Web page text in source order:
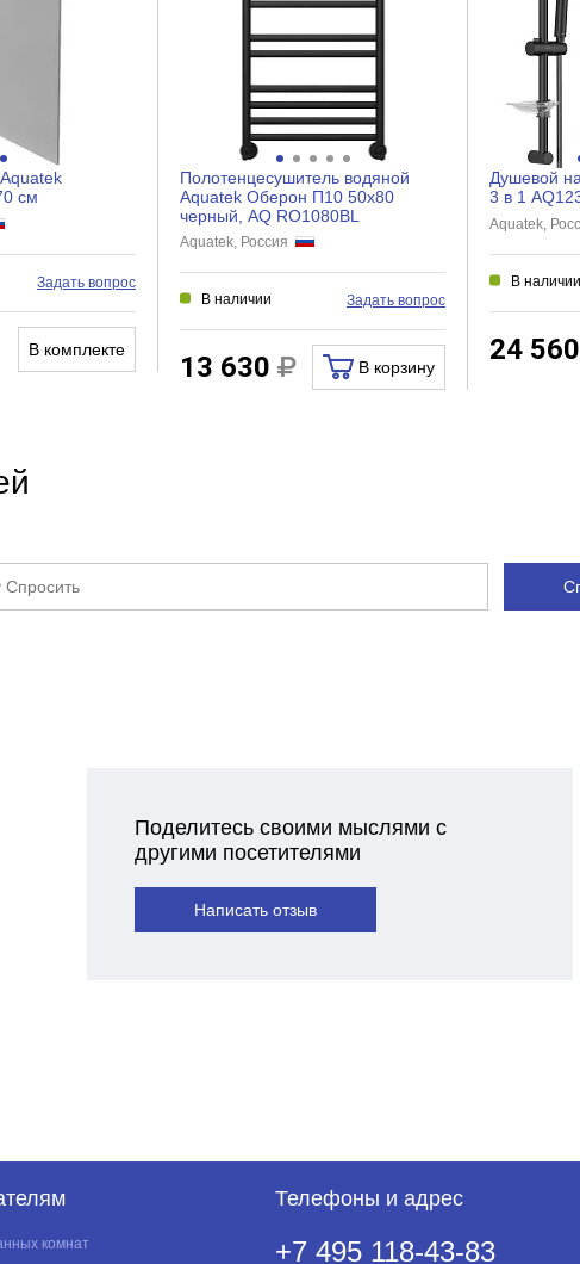
см
Задать вопрос
В комплекте
Полотенцесушитель водяной
Aquatek Оберон П10 50x80
черный, AQ RO1080BL
Aquatek, Россия
В наличии Задать вопрос
13 630 В корзину
Душевой
3 в 1
Aquatek,
В наличии
24 560
Поделитесь своими мыслями с
другими посетителями
Написать отзыв
комнат
Телефоны и адрес
+7 495 118-43-83